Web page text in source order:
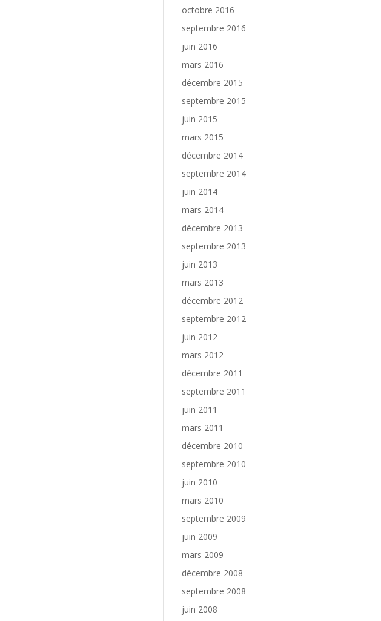
octobre 2016
septembre 2016
juin 2016
mars 2016
décembre 2015
septembre 2015
juin 2015
mars 2015
décembre 2014
septembre 2014
juin 2014
mars 2014
décembre 2013
septembre 2013
juin 2013
mars 2013
décembre 2012
septembre 2012
juin 2012
mars 2012
décembre 2011
septembre 2011
juin 2011
mars 2011
décembre 2010
septembre 2010
juin 2010
mars 2010
septembre 2009
juin 2009
mars 2009
décembre 2008
septembre 2008
juin 2008